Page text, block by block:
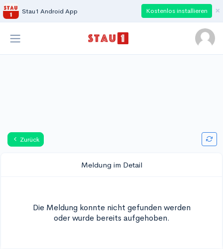
Stau1 Android App Kostenlos installieren ×
Zurück
Meldung im Detail
Die Meldung konnte nicht gefunden werden
oder wurde bereits aufgehoben.